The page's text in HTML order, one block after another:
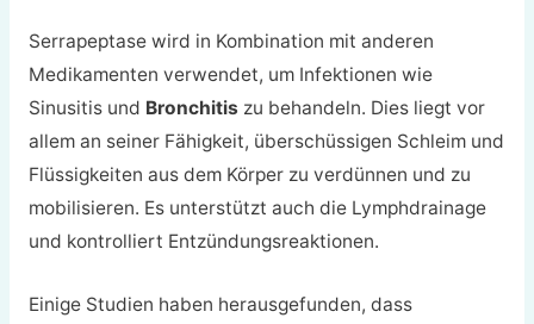
Serrapeptase wird in Kombination mit anderen
Medikamenten verwendet, um Infektionen wie
Sinusitis und Bronchitis zu behandeln. Dies liegt vor
allem an seiner Fähigkeit, überschüssigen Schleim und
Flüssigkeiten aus dem Körper zu verdünnen und zu
mobilisieren. Es unterstützt auch die Lymphdrainage
und kontrolliert Entzündungsreaktionen.
Einige Studien haben herausgefunden, dass